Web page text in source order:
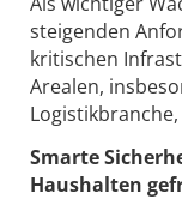
steigenden
kritischen
Arealen,
Smarte
Haushalten